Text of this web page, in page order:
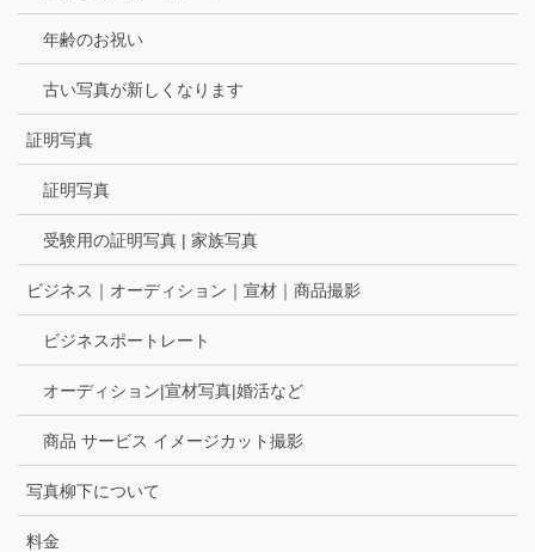
年齢のお祝い
古い写真が新しくなります
証明写真
証明写真
受験用の証明写真 | 家族写真
ビジネス｜オーディション｜宣材｜商品撮影
ビジネスポートレート
オーディション|宣材写真|婚活など
商品 サービス イメージカット撮影
写真柳下について
料金